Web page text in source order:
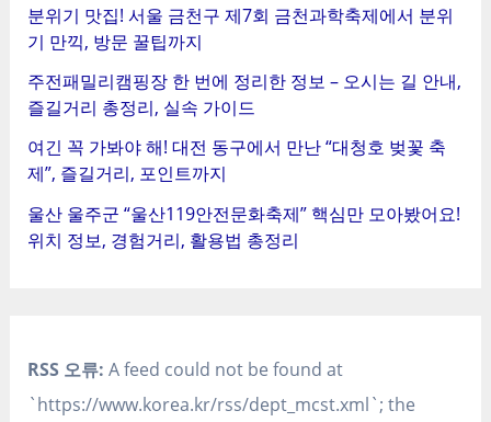
분위기 맛집! 서울 금천구 제7회 금천과학축제에서 분위
기 만끽, 방문 꿀팁까지
주전패밀리캠핑장 한 번에 정리한 정보 – 오시는 길 안내,
즐길거리 총정리, 실속 가이드
여긴 꼭 가봐야 해! 대전 동구에서 만난 “대청호 벚꽃 축
제”, 즐길거리, 포인트까지
울산 울주군 “울산119안전문화축제” 핵심만 모아봤어요!
위치 정보, 경험거리, 활용법 총정리
RSS 오류: A feed could not be found at
`https://www.korea.kr/rss/dept_mcst.xml`; the